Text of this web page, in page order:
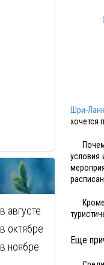
Шри-
хочется
условия
Еще
в августе
в октябре
в ноябре